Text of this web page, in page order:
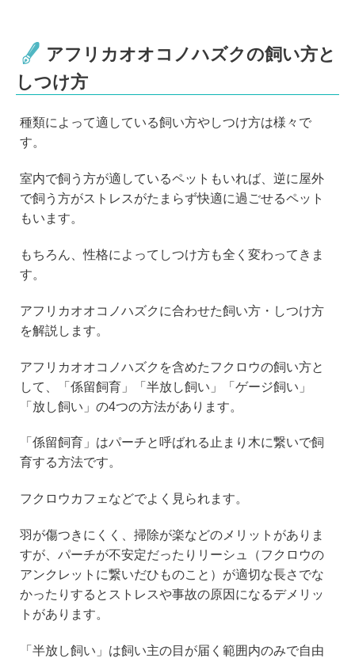
アフリカオオコノハズクの飼い方と
しつけ方
種類によって適している飼い方やしつけ方は様々で
す。
室内で飼う方が適しているペットもいれば、逆に屋外
で飼う方がストレスがたまらず快適に過ごせるペット
もいます。
もちろん、性格によってしつけ方も全く変わってきま
す。
アフリカオオコノハズクに合わせた飼い方・しつけ方
を解説します。
アフリカオオコノハズクを含めたフクロウの飼い方と
して、「係留飼育」「半放し飼い」「ゲージ飼い」
「放し飼い」の4つの方法があります。
「係留飼育」はパーチと呼ばれる止まり木に繋いで飼
育する方法です。
フクロウカフェなどでよく見られます。
羽が傷つきにくく、掃除が楽などのメリットがありま
すが、パーチが不安定だったりリーシュ（フクロウの
アンクレットに繋いだひものこと）が適切な長さでな
かったりするとストレスや事故の原因になるデメリッ
トがあります。
「半放し飼い」は飼い主の目が届く範囲内のみで自由